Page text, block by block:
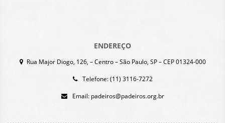
ENDEREÇO
Rua Major Diogo, 126, – Centro – São Paulo, SP – CEP 01324-000
Telefone: (11) 3116-7272
Email: padeiros@padeiros.org.br